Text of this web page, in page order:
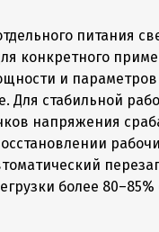
питания
конкретного
и
Для стабильной
напряжения
более